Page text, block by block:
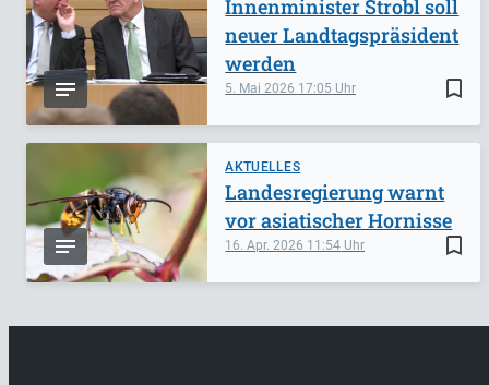
bookmark_border
5. Mai 2026 17:05
Innenminister Strobl soll
neuer Landtagspräsident
werden
AKTUELLES
bookmark_border
16. Apr. 2026 11:54
Landesregierung warnt
vor asiatischer Hornisse